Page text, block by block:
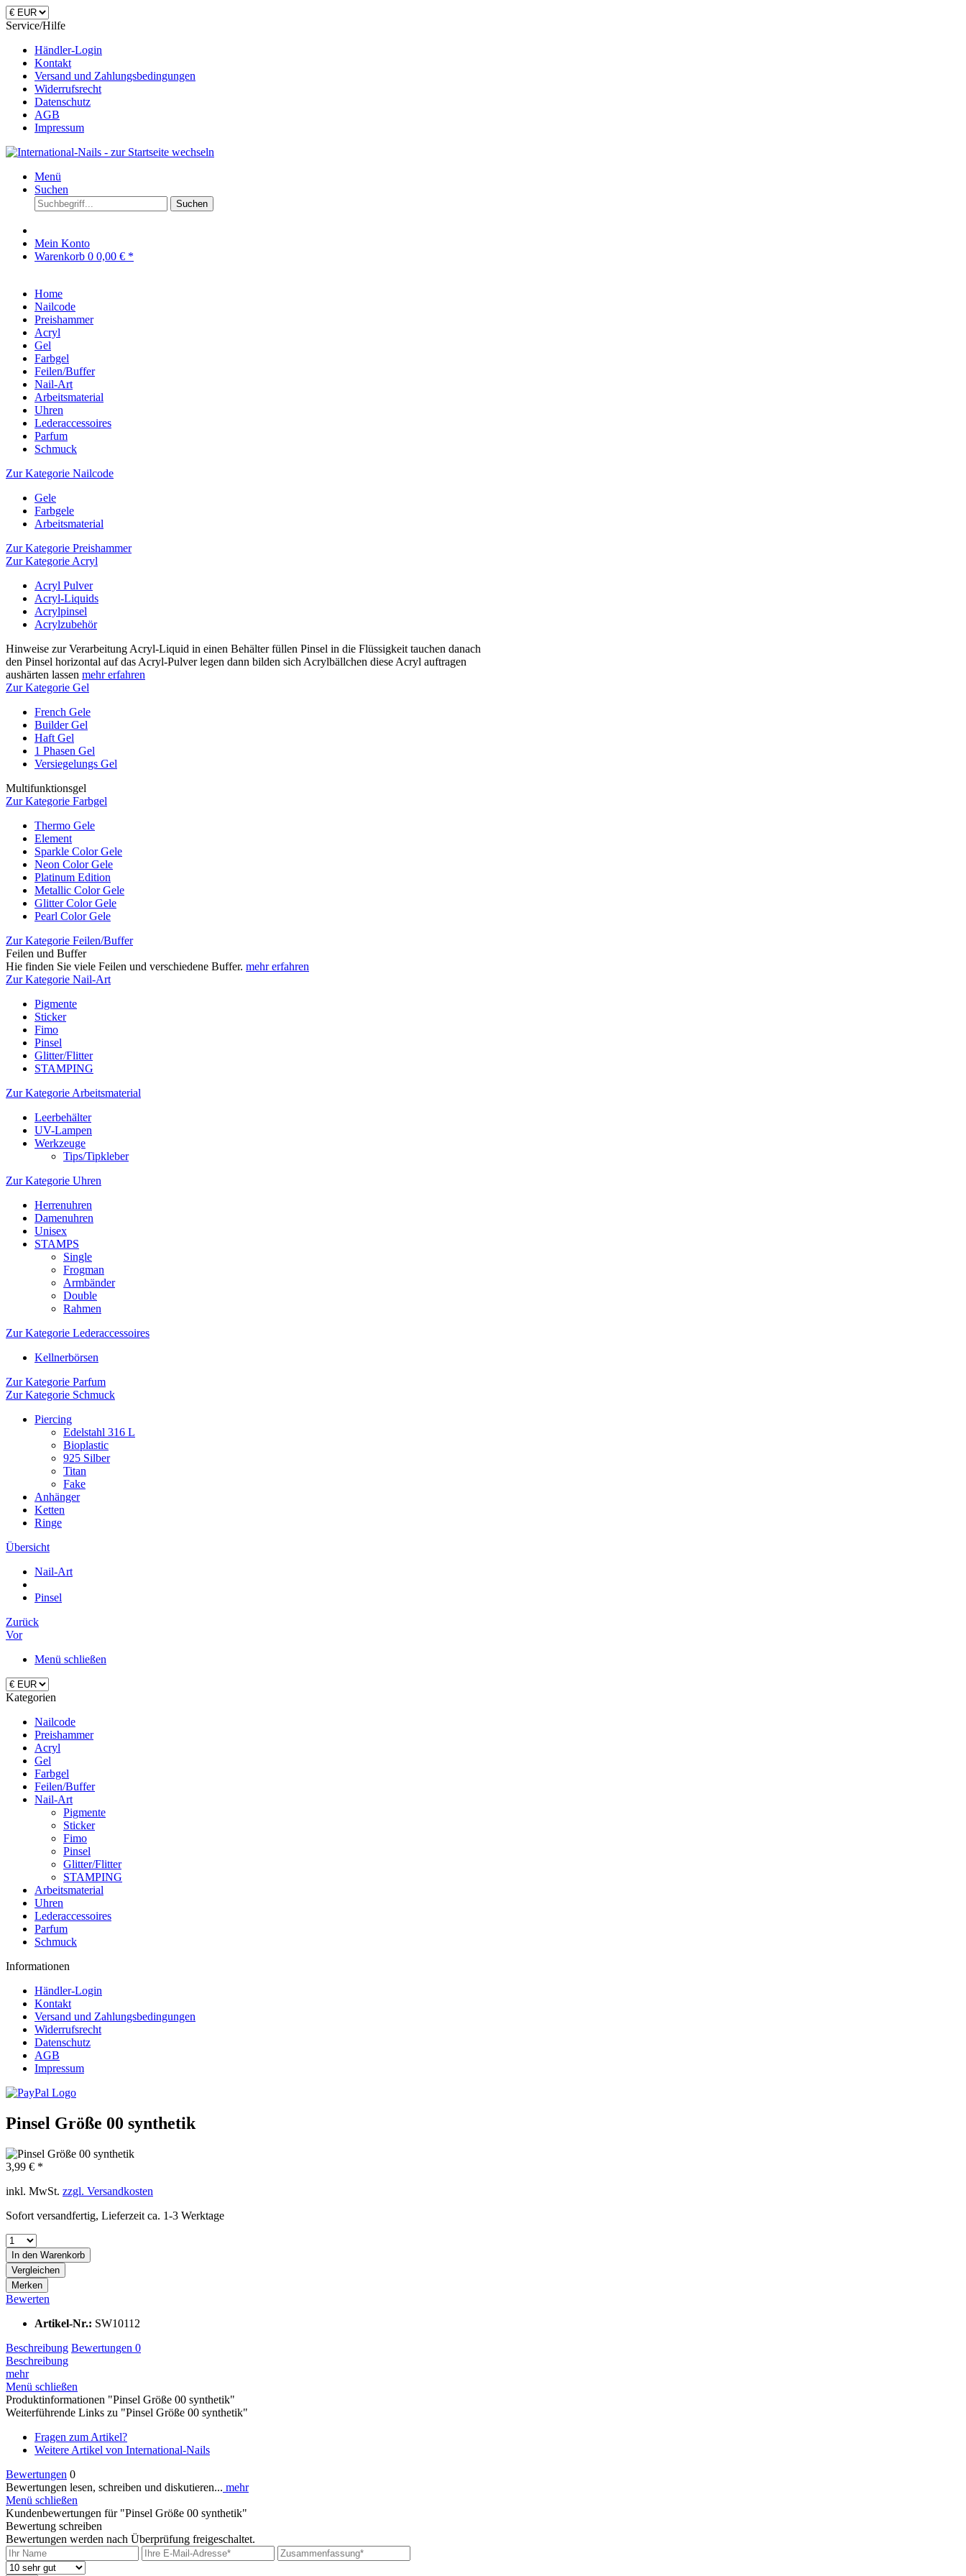
Service/Hilfe
Händler-Login
Kontakt
Versand und Zahlungsbedingungen
Widerrufsrecht
Datenschutz
AGB
Impressum
Menü
Suchen
Suchen
Mein Konto
Warenkorb 0 0,00 € *
Home
Nailcode
Preishammer
Acryl
Gel
Farbgel
Feilen/Buffer
Nail-Art
Arbeitsmaterial
Uhren
Lederaccessoires
Parfum
Schmuck
Zur Kategorie Nailcode
Gele
Farbgele
Arbeitsmaterial
Zur Kategorie Preishammer
Zur Kategorie Acryl
Acryl Pulver
Acryl-Liquids
Acrylpinsel
Acrylzubehör
Hinweise zur Verarbeitung Acryl-Liquid in einen Behälter füllen Pinsel in die Flüssigkeit tauchen danach
den Pinsel horizontal auf das Acryl-Pulver legen dann bilden sich Acrylbällchen diese Acryl auftragen
aushärten lassen mehr erfahren
Zur Kategorie Gel
French Gele
Builder Gel
Haft Gel
1 Phasen Gel
Versiegelungs Gel
Multifunktionsgel
Zur Kategorie Farbgel
Thermo Gele
Element
Sparkle Color Gele
Neon Color Gele
Platinum Edition
Metallic Color Gele
Glitter Color Gele
Pearl Color Gele
Zur Kategorie Feilen/Buffer
Feilen und Buffer
Hie finden Sie viele Feilen und verschiedene Buffer. mehr erfahren
Zur Kategorie Nail-Art
Pigmente
Sticker
Fimo
Pinsel
Glitter/Flitter
STAMPING
Zur Kategorie Arbeitsmaterial
Leerbehälter
UV-Lampen
Werkzeuge
Tips/Tipkleber
Zur Kategorie Uhren
Herrenuhren
Damenuhren
Unisex
STAMPS
Single
Frogman
Armbänder
Double
Rahmen
Zur Kategorie Lederaccessoires
Kellnerbörsen
Zur Kategorie Parfum
Zur Kategorie Schmuck
Piercing
Edelstahl 316 L
Bioplastic
925 Silber
Titan
Fake
Anhänger
Ketten
Ringe
Übersicht
Nail-Art
Pinsel
Zurück
Vor
Menü schließen
Kategorien
Nailcode
Preishammer
Acryl
Gel
Farbgel
Feilen/Buffer
Nail-Art
Pigmente
Sticker
Fimo
Pinsel
Glitter/Flitter
STAMPING
Arbeitsmaterial
Uhren
Lederaccessoires
Parfum
Schmuck
Informationen
Händler-Login
Kontakt
Versand und Zahlungsbedingungen
Widerrufsrecht
Datenschutz
AGB
Impressum
Pinsel Größe 00 synthetik
3,99 € *
inkl. MwSt. zzgl. Versandkosten
Sofort versandfertig, Lieferzeit ca. 1-3 Werktage
In den Warenkorb
Vergleichen
Merken
Bewerten
Artikel-Nr.: SW10112
Beschreibung Bewertungen 0
Beschreibung
mehr
Menü schließen
Produktinformationen "Pinsel Größe 00 synthetik"
Weiterführende Links zu "Pinsel Größe 00 synthetik"
Fragen zum Artikel?
Weitere Artikel von International-Nails
Bewertungen 0
Bewertungen lesen, schreiben und diskutieren... mehr
Menü schließen
Kundenbewertungen für "Pinsel Größe 00 synthetik"
Bewertung schreiben
Bewertungen werden nach Überprüfung freigeschaltet.